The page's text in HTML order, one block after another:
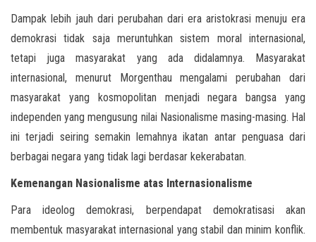
Dampak lebih jauh dari perubahan dari era aristokrasi menuju era
demokrasi tidak saja meruntuhkan sistem moral internasional,
tetapi juga masyarakat yang ada didalamnya. Masyarakat
internasional, menurut Morgenthau mengalami perubahan dari
masyarakat yang kosmopolitan menjadi negara bangsa yang
independen yang mengusung nilai Nasionalisme masing-masing. Hal
ini terjadi seiring semakin lemahnya ikatan antar penguasa dari
berbagai negara yang tidak lagi berdasar kekerabatan.
Kemenangan Nasionalisme atas Internasionalisme
Para ideolog demokrasi, berpendapat demokratisasi akan
membentuk masyarakat internasional yang stabil dan minim konflik.